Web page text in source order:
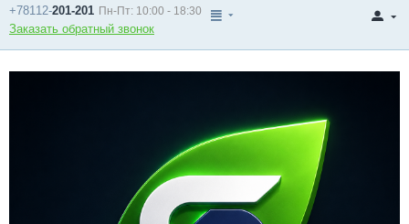
+78112-201-201 Пн-Пт: 10:00 - 18:30
Заказать обратный звонок